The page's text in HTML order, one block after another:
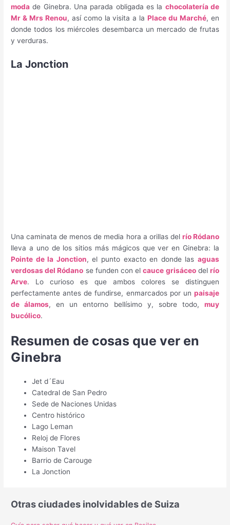
moda de Ginebra. Una parada obligada es la chocolatería de
Mr & Mrs Renou, así como la visita a laPlace du Marché, en
donde todos los miércoles desembarca un mercado de frutas
y verduras.
La Jonction
Una caminata de menos de media hora a orillas del río Ródano
lleva a uno de los sitios más mágicos que ver en Ginebra: la
Pointe de la Jonction, el punto exacto en donde las aguas
verdosas del Ródano se funden con elcauce grisáceodel río
Arve. Lo curioso es que ambos colores se distinguen
perfectamente antes de fundirse, enmarcados por un paisaje
de álamos, en un entorno bellísimo y, sobre todo, muy
bucólico.
Resumen de cosas que ver en
Ginebra
Jet d´Eau
Catedral de San Pedro
Sede de Naciones Unidas
Centro histórico
Lago Leman
Reloj de Flores
Maison Tavel
Barrio de Carouge
La Jonction
Otras ciudades inolvidables de Suiza